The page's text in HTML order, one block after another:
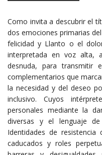
Como invita a descubrir el
dos emociones primarias
felicidad y Llanto o el
interpretada en voz alta,
desnuda, para transmitir
complementarios que
la necesidad y del deseo
inclusivo. Cuyos
personales mediante la
diversas y el lenguaje
Identidades de
caducados y roles